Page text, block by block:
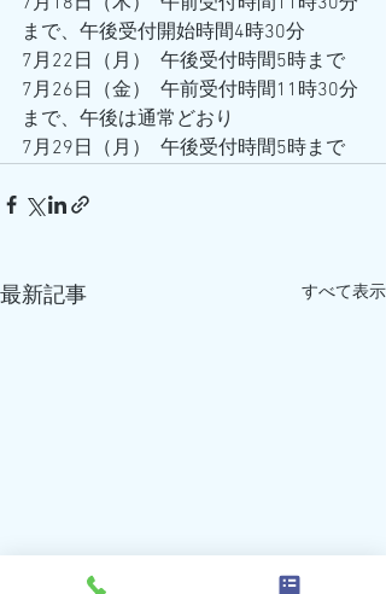
まで、午後受付開始時間4時30分
7月22日（月）  午後受付時間5時まで
7月26日（金）  午前受付時間11時30分
まで、午後は通常どおり
7月29日（月）  午後受付時間5時まで
最新記事 すべて表示